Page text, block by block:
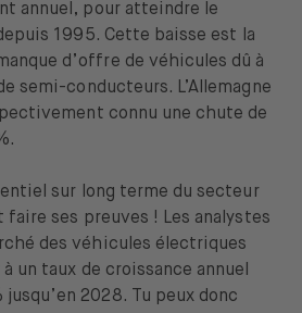
annuel, pour atteindre le
1995. Cette baisse est la
d’offre de véhicules dû à
semi-conducteurs. L’Allemagne
connu une chute de
sur long terme du secteur
ses preuves ! Les analystes
des véhicules électriques
un taux de croissance annuel
2028. Tu peux donc